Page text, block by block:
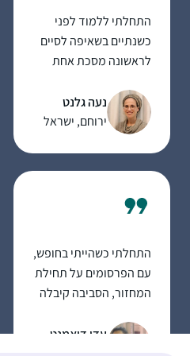
התחלתי ללמוד לפני
כשנתיים בשאיפה לסיים
לראשונה מסכת אחת
אחרי מסכת אחת כבר
היה קשה להפסיק…
נעה גלנט
ירוחם, ישראל
התחלתי כשהייתי בחופש,
עם הפרסומים על תחילת
המחזור, הסביבה קיבלה
ומשמעותי ובהערכה,
עדי דיאמנט